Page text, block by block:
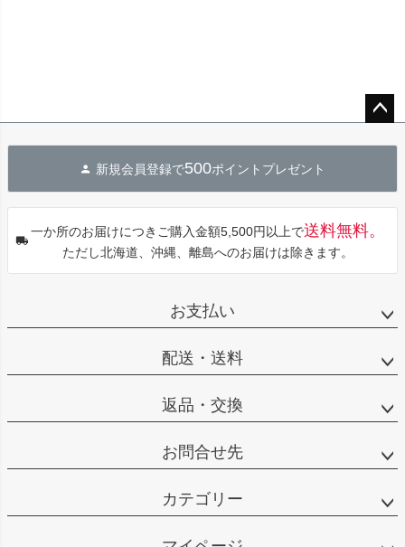
へ
新規会員登録で500ポイントプレゼント
一か所のお届けにつきご購入金額5,500円以上で送料無料。
ただし北海道、沖縄、離島へのお届けは除きます。
お支払い
配送・送料
返品・交換
お問合せ先
カテゴリー